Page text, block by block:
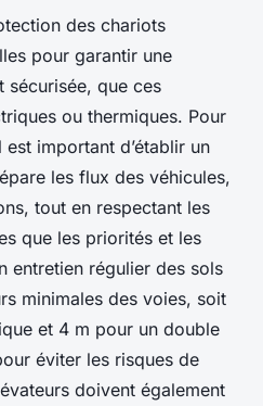
des chariots
pour garantir une
sécurisée, que ces
ou thermiques. Pour
important d’établir un
les flux des véhicules,
tout en respectant les
que les priorités et les
entretien régulier des sols
minimales des voies, soit
et 4 m pour un double
éviter les risques de
doivent également